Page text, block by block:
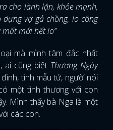
cho lành lặn, khỏe mạnh,
vợ gả chồng, lo công
mới hết lo”
mà mình tâm đắc nhất
ai cũng biết Thương Ngày
tình mẫu tử, người nói
một tình thương với con
Mình thấy bà Nga là một
các con.